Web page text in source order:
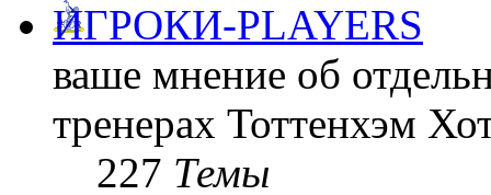
ИГРОКИ-PLAYERS
ваше мнение об
тренерах Тоттенхэм
227 Темы